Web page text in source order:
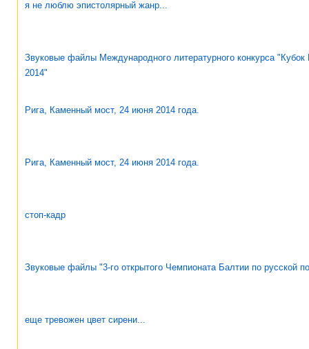
я не люблю эпистолярный жанр...
Звуковые файлы Международного литературного конкурса "Кубок
2014"
Рига, Каменный мост, 24 июня 2014 года.
Рига, Каменный мост, 24 июня 2014 года.
стоп-кадр
Звуковые файлы "3-го открытого Чемпионата Балтии по русской
еще тревожен цвет сирени...